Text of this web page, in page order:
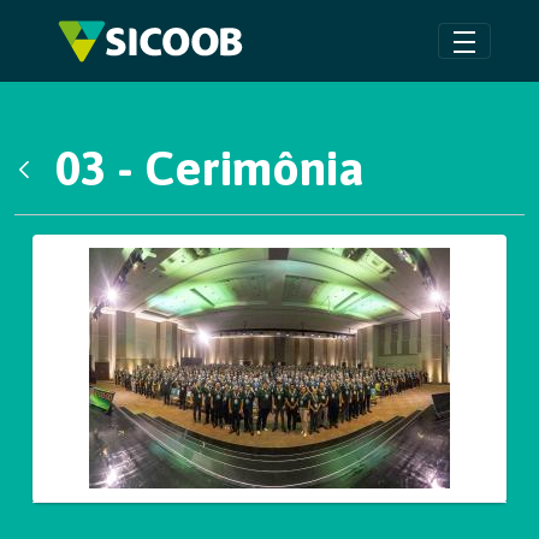
Pular para o Conteúdo principal
03 - Cerimônia
Galeria de Mídias